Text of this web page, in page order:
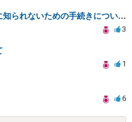
書類送検後の対応と家族に知られないための手続きについて相談
3
1
6